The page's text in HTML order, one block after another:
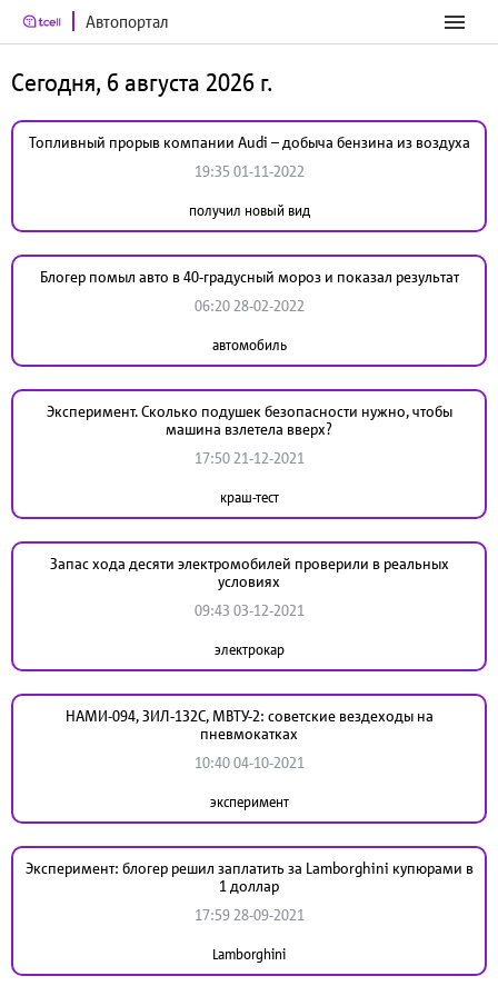
Автопортал
Сегодня, 6 августа 2026 г.
Топливный прорыв компании Audi – добыча бензина из воздуха
19:35 01-11-2022
получил новый вид
Блогер помыл авто в 40-градусный мороз и показал результат
06:20 28-02-2022
автомобиль
Эксперимент. Сколько подушек безопасности нужно, чтобы
машина взлетела вверх?
17:50 21-12-2021
краш-тест
Запас хода десяти электромобилей проверили в реальных
условиях
09:43 03-12-2021
электрокар
НАМИ-094, ЗИЛ-132С, МВТУ-2: советские вездеходы на
пневмокатках
10:40 04-10-2021
эксперимент
Эксперимент: блогер решил заплатить за Lamborghini купюрами в
1 доллар
17:59 28-09-2021
Lamborghini